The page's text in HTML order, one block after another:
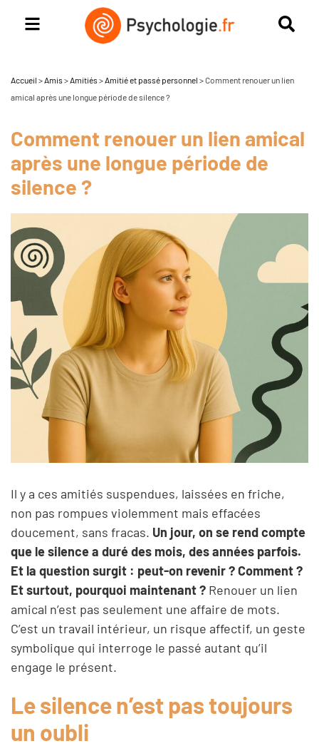
Accueil > Amis > Amitiés > Amitié et passé personnel >Comment renouer un lien
amical après une longue période de silence ?
Comment renouer un lien amical
après une longue période de
silence ?
Il y a ces amitiés suspendues, laissées en friche,
non pas rompues violemment mais effacées
doucement, sans fracas. Un jour, on se rend compte
que le silence a duré des mois, des années parfois.
Et la question surgit : peut-on revenir ? Comment ?
Et surtout, pourquoi maintenant ? Renouer un lien
amical n’est pas seulement une affaire de mots.
C’est un travail intérieur, un risque affectif, un geste
symbolique qui interroge le passé autant qu’il
engage le présent.
Le silence n’est pas toujours
un oubli